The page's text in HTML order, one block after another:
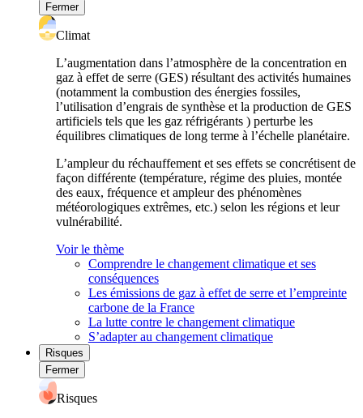
Fermer
Climat
L’augmentation dans l’atmosphère de la concentration en
gaz à effet de serre (GES) résultant des activités humaines
(notamment la combustion des énergies fossiles,
l’utilisation d’engrais de synthèse et la production de GES
artificiels tels que les gaz réfrigérants ) perturbe les
équilibres climatiques de long terme à l’échelle planétaire.
L’ampleur du réchauffement et ses effets se concrétisent de
façon différente (température, régime des pluies, montée
des eaux, fréquence et ampleur des phénomènes
météorologiques extrêmes, etc.) selon les régions et leur
vulnérabilité.
Voir le thème
Comprendre le changement climatique et ses
conséquences
Les émissions de gaz à effet de serre et l’empreinte
carbone de la France
La lutte contre le changement climatique
S’adapter au changement climatique
Risques
Fermer
Risques